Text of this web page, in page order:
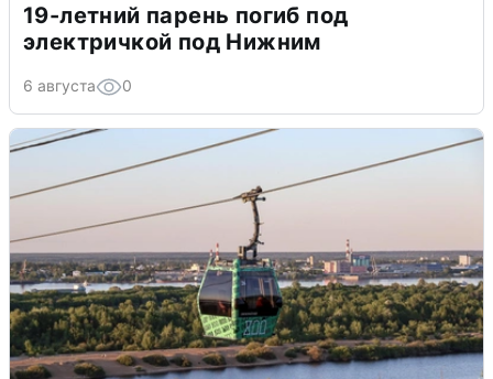
19-летний парень погиб под
электричкой под Нижним
6 августа 0